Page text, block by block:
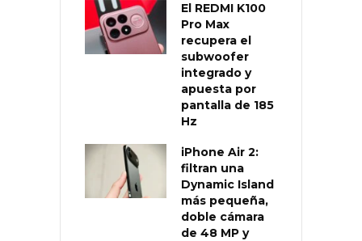
El REDMI K100
Pro Max
recupera el
subwoofer
integrado y
apuesta por
pantalla de 185
Hz
iPhone Air 2:
filtran una
Dynamic Island
más pequeña,
doble cámara
de 48 MP y